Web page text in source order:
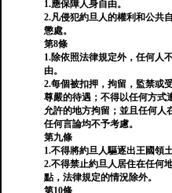
1.應保障人身自由。
2.凡侵犯約旦人的權利和公共
懲處。
第8條
1.除依照法律規定外，任何人
由。
2.每個被扣押，拘留，監禁或
尊嚴的待遇；不得以任何方式
允許的地方拘留；並且任何人
任何言論均不予考慮。
第九條
1.不得將約旦人驅逐出王國領土
2.不得禁止約旦人居住在任何
點，法律規定的情況除外。
第10條